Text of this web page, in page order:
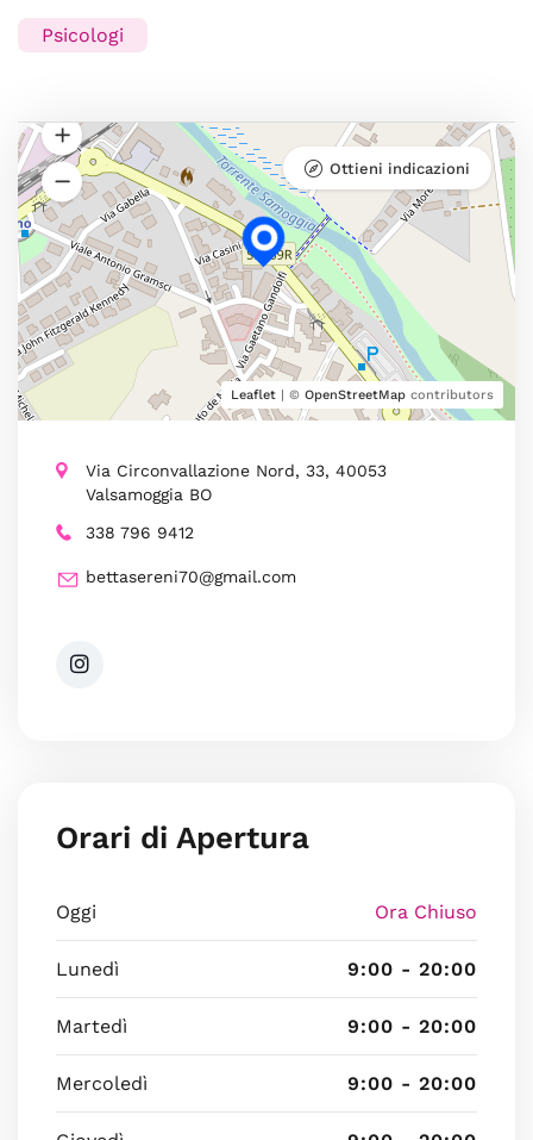
Psicologi
Leaflet | © OpenStreetMap contributors
Ottieni indicazioni
Via Circonvallazione Nord, 33, 40053
Valsamoggia BO
338 796 9412
bettasereni70@gmail.com
Orari di Apertura
Oggi Ora Chiuso
Lunedì 9:00 - 20:00
Martedì 9:00 - 20:00
Mercoledì 9:00 - 20:00